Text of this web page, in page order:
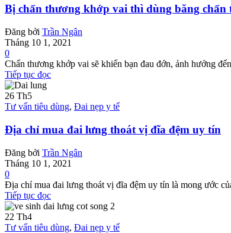
Bị chấn thương khớp vai thì dùng băng
Đăng bởi Trần Ngân
Tháng 10 1, 2021
0
Chấn thương khớp vai sẽ khiến bạn đau đớn, ảnh hưởng
Tiếp tục đọc
26 Th5
Tư vấn tiêu dùng, Đai nẹp y tế
Địa chỉ mua đai lưng thoát vị đĩa đệm uy tín
Đăng bởi Trần Ngân
Tháng 10 1, 2021
0
Địa chỉ mua đai lưng thoát vị đĩa đệm uy tín là mong ước
Tiếp tục đọc
22 Th4
Tư vấn tiêu dùng, Đai nẹp y tế